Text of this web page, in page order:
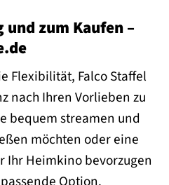
zum Kaufen –
Flexibilität, Falco Staffel
nach Ihren Vorlieben zu
bequem streamen und
möchten oder eine
Ihr Heimkino bevorzugen